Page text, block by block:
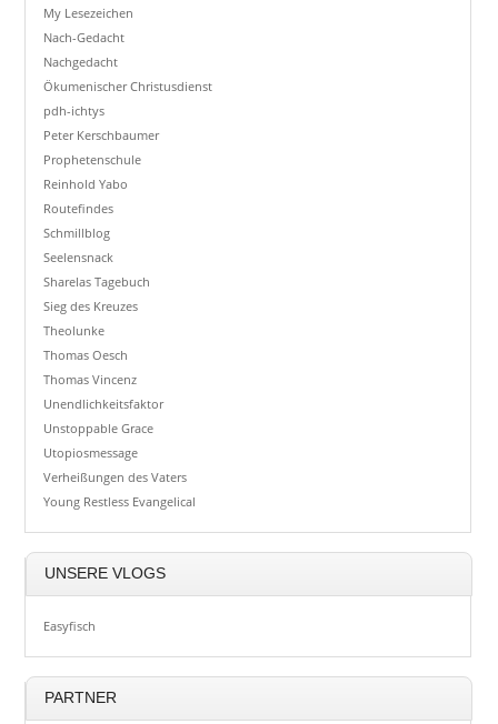
My Lesezeichen
Nach-Gedacht
Nachgedacht
Ökumenischer Christusdienst
pdh-ichtys
Peter Kerschbaumer
Prophetenschule
Reinhold Yabo
Routefindes
Schmillblog
Seelensnack
Sharelas Tagebuch
Sieg des Kreuzes
Theolunke
Thomas Oesch
Thomas Vincenz
Unendlichkeitsfaktor
Unstoppable Grace
Utopiosmessage
Verheißungen des Vaters
Young Restless Evangelical
UNSERE VLOGS
Easyfisch
PARTNER